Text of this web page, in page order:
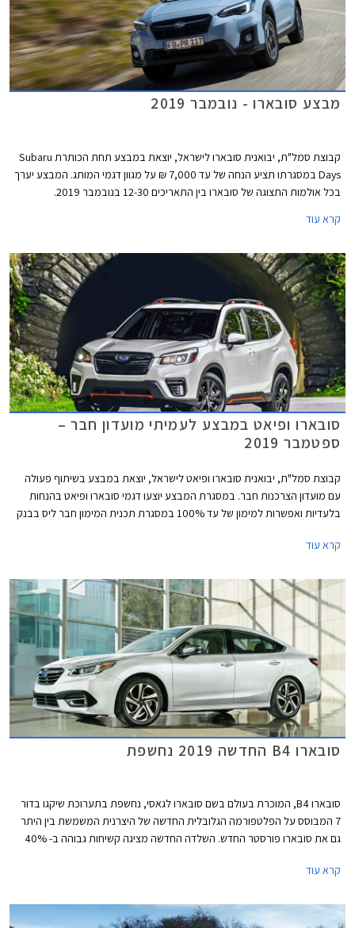
מבצע סובארו - נובמבר 2019
קבוצת סמל"ת, יבואנית סובארו לישראל, יוצאת במבצע תחת הכותרת Subaru
Days במסגרתו תציע הנחה של עד 7,000 ₪ על מגוון דגמי המותג. המבצע יערך
בכל אולמות התצוגה של סובארו בין התאריכים 12-30 בנובמבר 2019.
קרא עוד
סובארו ופיאט במבצע לעמיתי מועדון חבר –
ספטמבר 2019
קבוצת סמל"ת, יבואנית סובארו ופיאט לישראל, יוצאת במבצע בשיתוף פעולה
עם מועדון הצרכנות חבר. במסגרת המבצע יוצעו דגמי סובארו ופיאט בהנחות
בלעדיות ואפשרות למימון של עד 100% במסגרת תכנית המימון חבר ליס בבנק
אולמות התצוגה של סובארו ופיאט ברחבי הארץ.
קרא עוד
סובארו B4 החדשה 2019 נחשפת
סובארו B4, המוכרת בעולם בשם סובארו לגאסי, נחשפת בתערוכת שיקגו בדור
7 המבוסס על הפלטפורמה הגלובלית החדשה של היצרנית המשמשת בין היתר
גם את סובארו פורסטר החדש. השלדה החדשה מציגה קשיחות גבוהה ב- 40%
קרא עוד